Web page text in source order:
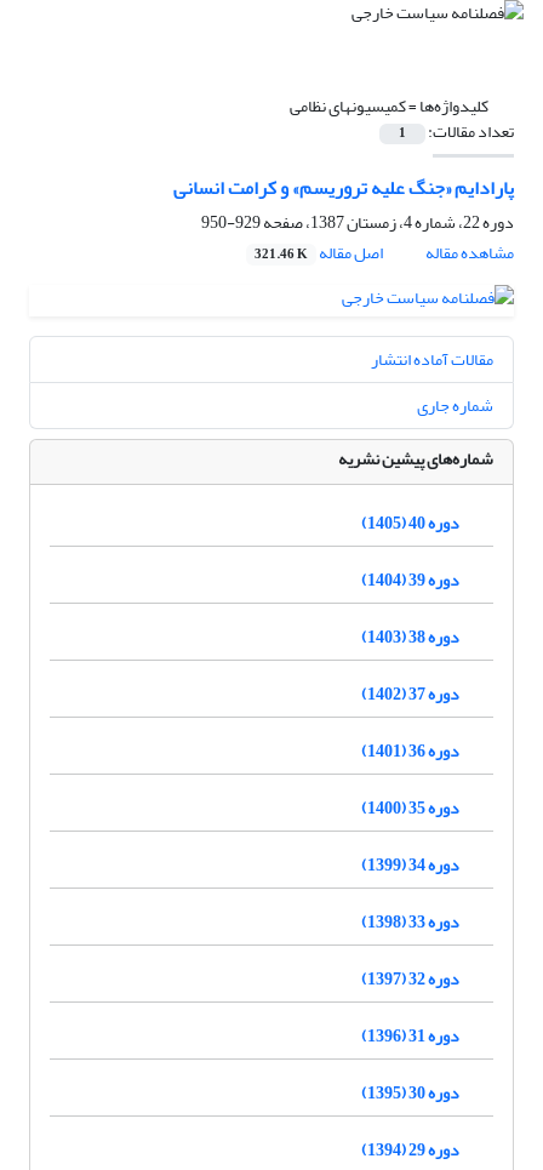
کلیدواژه‌ها =کمیسیونهای نظامی
تعداد مقالات: 1
پارادایم «جنگ علیه تروریسم» و کرامت انسانی
دوره 22، شماره 4، زمستان 1387، صفحه
929-950
مشاهده مقاله
اصل مقاله 321.46 K
مقالات آماده انتشار
شماره جاری
شماره‌های پیشین نشریه
دوره 40 (1405)
دوره 39 (1404)
دوره 38 (1403)
دوره 37 (1402)
دوره 36 (1401)
دوره 35 (1400)
دوره 34 (1399)
دوره 33 (1398)
دوره 32 (1397)
دوره 31 (1396)
دوره 30 (1395)
دوره 29 (1394)